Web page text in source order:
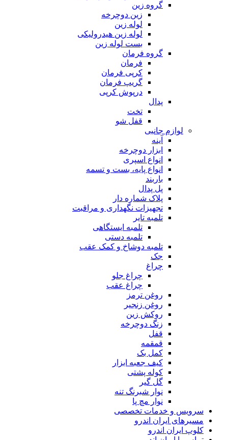
گروه زین
زین دوچرخه
لوله زین
لوله زین هیدرولیکی
بست لوله زین
گروه فرمان
فرمان
کرپی فرمان
گریپ فرمان
درپوش کرپی
پدال
تخت
قفل شو
لوازم جانبی
آینه
ابزار دوچرخه
انواع اسپری
انواع پایه، بست و تسمه
باربند
پل پدال
پلاک شماره دار
تجهیزات نگهداری و مراقبت
تلمبه تایر
تلمبه ایستگاهی
تلمبه دستی
تلمبه دوشاخ و کمک عقب
جک
چراغ
چراغ جلو
چراغ عقب
روغن ترمز
روغن زنجیر
روکش زین
زنگ دوچرخه
قفل
قمقمه
کمل بک
کیف جعبه ابزار
کوله پشتی
گل گیر
نوار شبرنگ تنه
نوار مچ پا
سرویس و خدمات تخصصی
مسیرهای ایران اندرو
کلوپ ایران اندرو